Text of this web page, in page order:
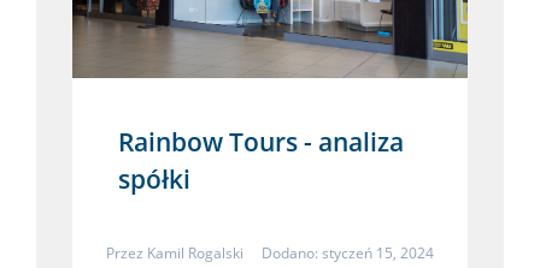
Rainbow Tours - analiza
spółki
Przez Kamil Rogalski Dodano: styczeń 15, 2024